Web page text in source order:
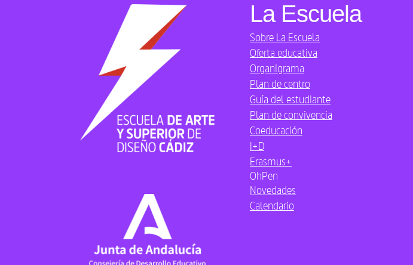
La Escuela
Sobre La Escuela
Oferta educativa
Organigrama
Plan de centro
Guía del estudiante
Plan de convivencia
Coeducación
I+D
Erasmus+
OhPen
Novedades
Calendario